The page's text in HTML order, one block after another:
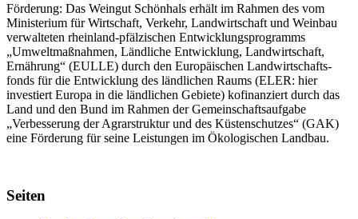
Förderung: Das Weingut Schönhals erhält im Rahmen des vom
Minis­terium für Wirtschaft, Verkehr, Land­wirt­schaft und Weinbau
verwal­teten rhein­land-pfälzischen Entwick­lungs­programms
„Umwelt­maßnahmen, Länd­liche Entwick­lung, Landwirt­schaft,
Ernährung“ (EULLE) durch den Euro­päischen Land­wirtschafts­
fonds für die Entwick­lung des länd­lichen Raums (ELER: hier
investiert Europa in die ländlichen Gebiete) kofinanziert durch das
Land und den Bund im Rahmen der Gemein­schafts­aufgabe
„Verbes­serung der Agrar­struktur und des Küsten­schutzes“ (GAK)
eine Förderung für seine Leis­tungen im Ökolo­gischen Landbau.
Seiten